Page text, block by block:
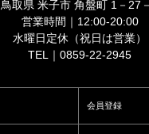
鳥取県 米子市 角盤町 1－27
営業時間｜12:00-20:00
水曜日定休（祝日は営業）
TEL｜0859-22-2945
会員登録